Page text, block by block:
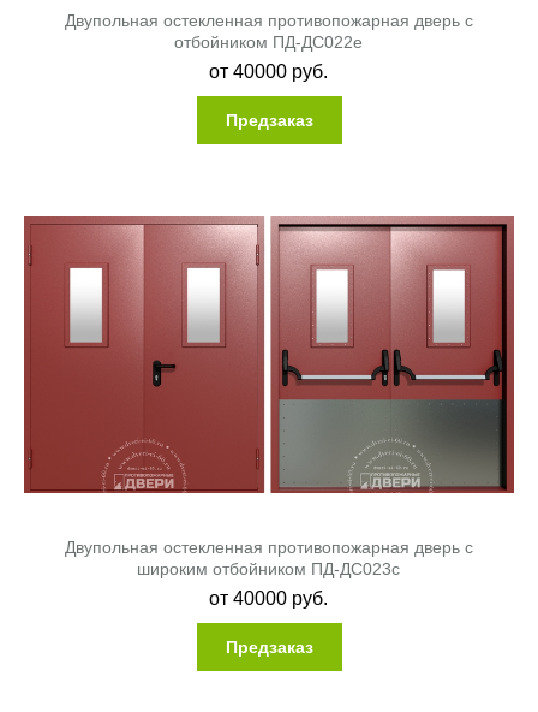
Двупольная остекленная противопожарная дверь с
отбойником ПД-ДС022e
от40000 руб.
Предзаказ
Двупольная остекленная противопожарная дверь с
широким отбойником ПД-ДС023c
от40000 руб.
Предзаказ